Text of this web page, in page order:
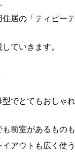
居の「ティピー
ていきます。
でとてもおしゃれ
前室があるものも
アウトも広く使う